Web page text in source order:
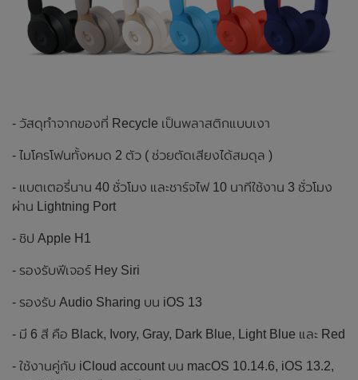
- วัสดุทำจากของที่ Recycle เป็นพลาสติกแบบเงา
- ไมโครโฟนทั้งหมด 2 ตัว ( ช่วยตัดเสียงได้สมดุล )
- แบตเตอรี่นาน 40 ชั่วโมง และชาร์จไฟ 10 นาทีใช้งาน 3 ชั่วโมง
ผ่าน Lightning Port
- ชิป Apple H1
- รองรับฟีเจอร์ Hey Siri
- รองรับ Audio Sharing บน iOS 13
- มี 6 สี คือ Black, Ivory, Gray, Dark Blue, Light Blue และ Red
- ใช้งานคู่กับ iCloud account บน macOS 10.14.6, iOS 13.2,